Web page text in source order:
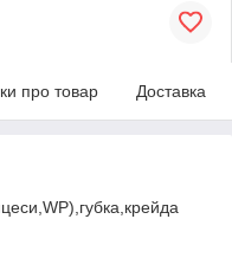
про товар Доставка